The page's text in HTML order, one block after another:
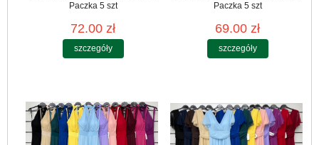
Paczka 5 szt
72.00 zł
szczegóły
Paczka 5 szt
69.00 zł
szczegóły